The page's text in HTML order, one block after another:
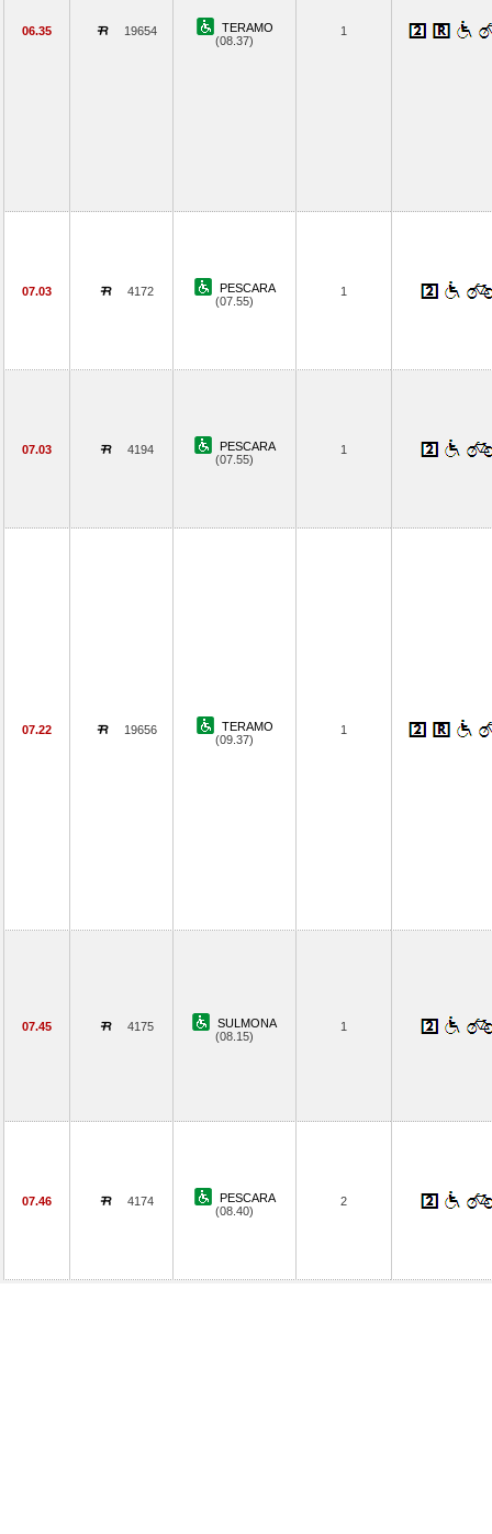
06.35 19654
TERAMO
(08.37)
1
07.03 4172
PESCARA
(07.55)
1
07.03 4194
PESCARA
(07.55)
1
07.22 19656
TERAMO
(09.37)
1
07.45 4175
SULMONA
(08.15)
1
07.46 4174
PESCARA
(08.40)
2